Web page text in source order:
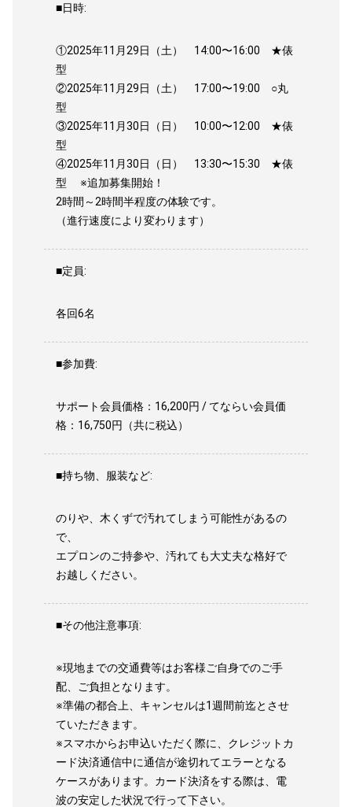
■日時:
①2025年11月29日（土） 14:00〜16:00 ★俵
型
②2025年11月29日（土） 17:00〜19:00 ○丸
型
③2025年11月30日（日） 10:00〜12:00 ★俵
型
④2025年11月30日（日） 13:30〜15:30 ★俵
型 ※追加募集開始！
2時間～2時間半程度の体験です。
（進行速度により変わります）
■定員:
各回6名
■参加費:
サポート会員価格：16,200円 / てならい会員価
格：16,750円（共に税込）
■持ち物、服装など:
のりや、木くずで汚れてしまう可能性があるの
で、
エプロンのご持参や、汚れても大丈夫な格好で
お越しください。
■その他注意事項:
※現地までの交通費等はお客様ご自身でのご手
配、ご負担となります。
※準備の都合上、キャンセルは1週間前迄とさせ
ていただきます。
※スマホからお申込いただく際に、クレジットカ
ード決済通信中に通信が途切れてエラーとなる
ケースがあります。カード決済をする際は、電
波の安定した状況で行って下さい。